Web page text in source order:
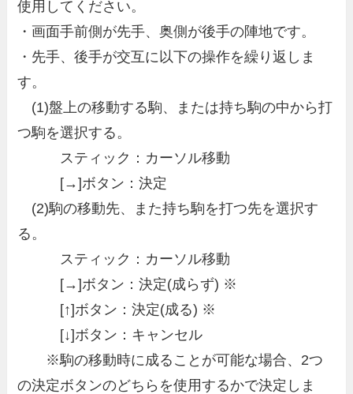
使用してください。
・画面手前側が先手、奥側が後手の陣地です。
・先手、後手が交互に以下の操作を繰り返しま
す。
(1)盤上の移動する駒、または持ち駒の中から打
つ駒を選択する。
スティック：カーソル移動
[→]ボタン：決定
(2)駒の移動先、また持ち駒を打つ先を選択す
る。
スティック：カーソル移動
[→]ボタン：決定(成らず) ※
[↑]ボタン：決定(成る) ※
[↓]ボタン：キャンセル
※駒の移動時に成ることが可能な場合、2つ
の決定ボタンのどちらを使用するかで決定しま